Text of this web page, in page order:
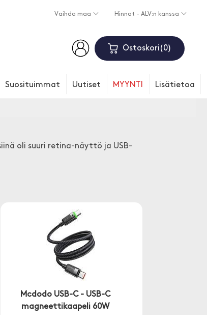
Vaihda maa Hinnat - ALV:n kanssa
Ostoskori 0
Suosituimmat Uutiset MYYNTI Lisätietoa
oli suuri retina-näyttö ja USB-
Mcdodo USB-C - USB-C
magneettikaapeli 60W